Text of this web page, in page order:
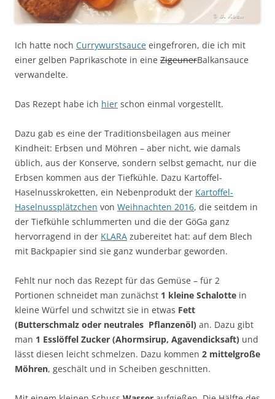
Ich hatte noch Currywurstsauce eingefroren, die ich mit
einer gelben Paprikaschote in eine ZigeunerBalkansauce
verwandelte.
Das Rezept habe ich hier schon einmal vorgestellt.
Dazu gab es eine der Traditionsbeilagen aus meiner
Kindheit: Erbsen und Möhren – aber nicht, wie damals
üblich, aus der Konserve, sondern selbst gemacht, nur die
Erbsen kommen aus der Tiefkühle. Dazu Kartoffel-
Haselnusskroketten, ein Nebenprodukt der Kartoffel-
Haselnussplätzchen von Weihnachten 2016, die seitdem in
der Tiefkühle schlummerten und die der GöGa ganz
hervorragend in der KLARA zubereitet hat: auf dem Blech
mit Backpapier sind sie ganz wunderbar geworden.
Fehlt nur noch das Rezept für das Gemüse – für 2
Portionen schneidet man zunächst 1 kleine Schalotte in
kleine Würfel und schwitzt sie in etwas Fett
(Butterschmalz oder neutrales Pflanzenöl) an. Dazu gibt
man 1 Esslöffel Zucker (Ahormsirup, Agavendicksaft) und
lässt diesen leicht schmelzen. Dazu kommen 2 mittelgroße
Möhren, geschält und in Scheiben geschnitten.